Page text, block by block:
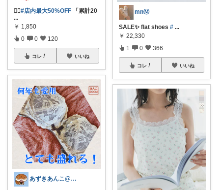
❤️‍🔥#店内最大50%OFF 「累計20
...
￥ 1,850
0 0 120
コレ いいね
あずきあんこ@ぷち美容＆育児＆時短専門
mnⓂ︎
SALE✨ flat shoes # ...
￥ 22,330
1 0 366
コレ いいね